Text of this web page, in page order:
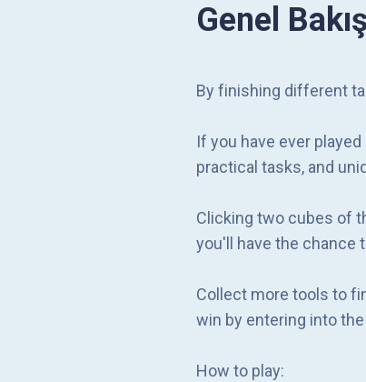
Genel
By finishing different
If you have ever
practical tasks, and
Clicking two cubes of
you'll have the chance
Collect more tools to
win by entering into
How to play: